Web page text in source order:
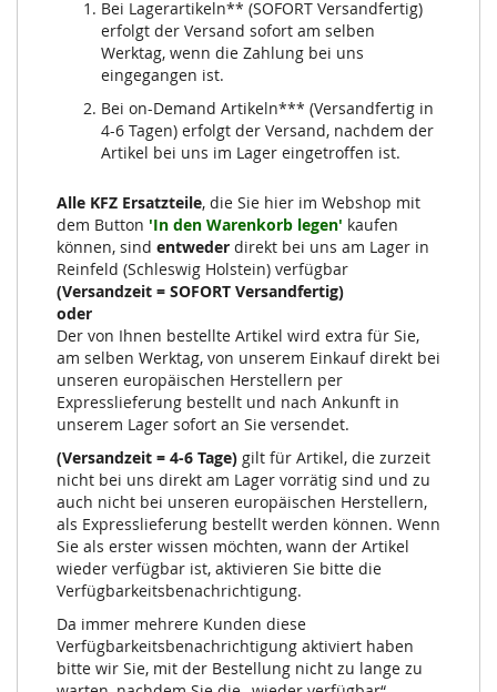
Bei Lagerartikeln** (SOFORT Versandfertig)
erfolgt der Versand sofort am selben
Werktag, wenn die Zahlung bei uns
eingegangen ist.
Bei on-Demand Artikeln*** (Versandfertig in
4-6 Tagen) erfolgt der Versand, nachdem der
Artikel bei uns im Lager eingetroffen ist.
Alle KFZ Ersatzteile, die Sie hier im Webshop mit
dem Button 'In den Warenkorb legen' kaufen
können, sind entweder direkt bei uns am Lager in
Reinfeld (Schleswig Holstein) verfügbar
(Versandzeit = SOFORT Versandfertig)
oder
Der von Ihnen bestellte Artikel wird extra für Sie,
am selben Werktag, von unserem Einkauf direkt bei
unseren europäischen Herstellern per
Expresslieferung bestellt und nach Ankunft in
unserem Lager sofort an Sie versendet.
(Versandzeit = 4-6 Tage) gilt für Artikel, die zurzeit
nicht bei uns direkt am Lager vorrätig sind und zu
auch nicht bei unseren europäischen Herstellern,
als Expresslieferung bestellt werden können. Wenn
Sie als erster wissen möchten, wann der Artikel
wieder verfügbar ist, aktivieren Sie bitte die
Verfügbarkeitsbenachrichtigung.
Da immer mehrere Kunden diese
Verfügbarkeitsbenachrichtigung aktiviert haben
bitte wir Sie, mit der Bestellung nicht zu lange zu